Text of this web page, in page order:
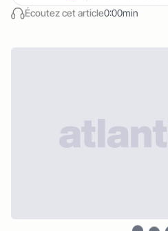
Écoutez cet article0:00min